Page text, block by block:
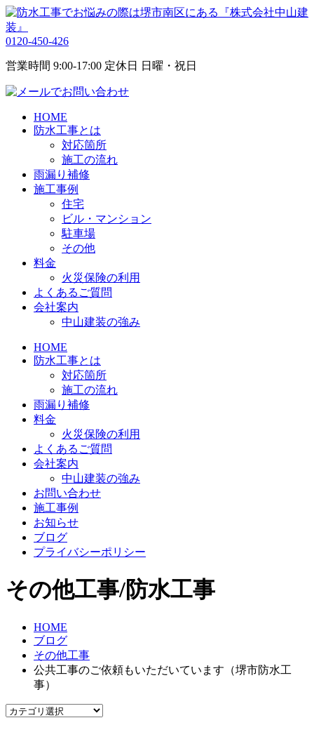
0120-450-426
営業時間 9:00-17:00 定休日 日曜・祝日
HOME
防水工事とは
対応箇所
施工の流れ
雨漏り補修
施工事例
住宅
ビル・マンション
駐車場
その他
料金
火災保険の利用
よくあるご質問
会社案内
中山建装の強み
HOME
防水工事とは
対応箇所
施工の流れ
雨漏り補修
料金
火災保険の利用
よくあるご質問
会社案内
中山建装の強み
お問い合わせ
施工事例
お知らせ
ブログ
プライバシーポリシー
その他工事/防水工事
HOME
ブログ
その他工事
公共工事のご依頼もいただいています（堺市防水工
事）